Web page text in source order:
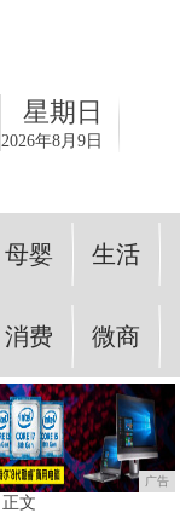
星期日
2026年8月9日
母婴 生活
消费 微商
广告
文